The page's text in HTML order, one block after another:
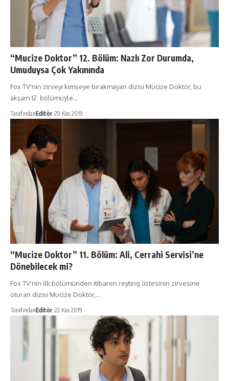
“Mucize Doktor” 12. Bölüm: Nazlı Zor Durumda,
Umuduysa Çok Yakınında
Fox TV'nin zirveyi kimseye bırakmayan dizisi Mucize Doktor, bu
akşam 12. bölümüyle…
TarafındanEditör 29 Kas 2019
“Mucize Doktor” 11. Bölüm: Ali, Cerrahi Servisi’ne
Dönebilecek mi?
Fox TV'nin ilk bölümünden itibaren reyting listesinin zirvesine
oturan dizisi Mucize Doktor,…
TarafındanEditör 22 Kas 2019